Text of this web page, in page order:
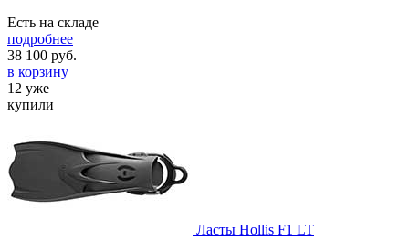
Есть на складе
подробнее
38 100 руб.
в корзину
12 уже
купили
Ласты Hollis F1 LT